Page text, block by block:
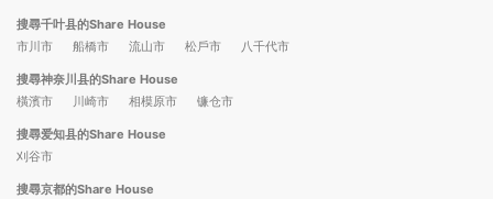
搜尋千叶县的Share House
市川市
船橋市 流山市 松戶市 八千代市
搜尋神奈川县的Share House
橫濱市
川崎市 相模原市 镰仓市
搜尋爱知县的Share House
刈谷市
搜尋京都的Share House